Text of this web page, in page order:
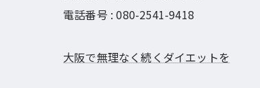
電話番号 : 080-2541-9418
大阪で無理なく続くダイエットを